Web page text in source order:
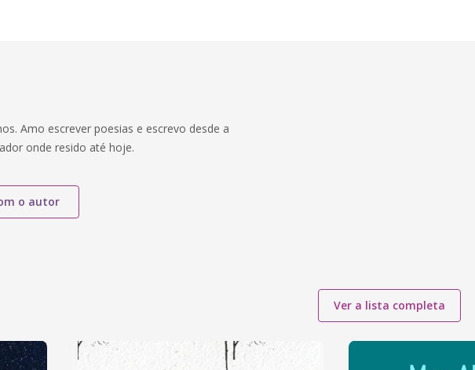
Amo escrever poesias e escrevo desde a
onde resido até hoje.
o autor
Ver a lista completa